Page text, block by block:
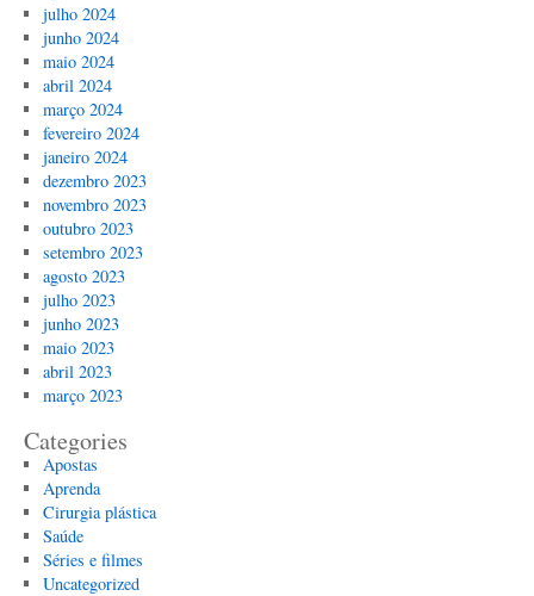
julho 2024
junho 2024
maio 2024
abril 2024
março 2024
fevereiro 2024
janeiro 2024
dezembro 2023
novembro 2023
outubro 2023
setembro 2023
agosto 2023
julho 2023
junho 2023
maio 2023
abril 2023
março 2023
Categories
Apostas
Aprenda
Cirurgia plástica
Saúde
Séries e filmes
Uncategorized